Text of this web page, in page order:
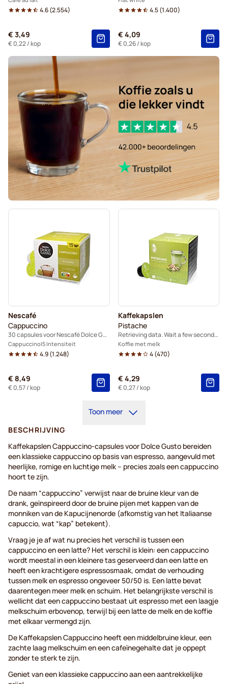
Kaffekapslen-koffiecapsules voor Dolce Gusto
Starbucks® Grande-koffiecapsules voor Dolce Gusto
4.6(2.554)
€ 3,49
€ 0,22/ kop
4.5(1.400)
€ 4,09
€ 0,26/ kop
Nescafé
Cappuccino
30 capsules voor Nescafé Dolce Gusto
Cappuccino 5 Intensiteit
4.9(1.248)
€ 8,49
€ 0,57/ kop
Kaffekapslen
Pistache
Retrieving data. Wait a few seconds and try to cut or copy again.
Koffie met melk
4(470)
€ 4,29
€ 0,27/ kop
Toon meer
BESCHRIJVING
Kaffekapslen Cappuccino-capsules voor Dolce Gusto bereiden
een klassieke cappuccino op basis van espresso, aangevuld met
heerlijke, romige en luchtige melk – precies zoals een cappuccino
hoort te zijn.
De naam “cappuccino” verwijst naar de bruine kleur van de
drank, geïnspireerd door de bruine pijen met kappen van de
monniken van de Kapucijnenorde (afkomstig van het Italiaanse
capuccio, wat “kap” betekent).
Vraag je je af wat nu precies het verschil is tussen een
cappuccino en een latte? Het verschil is klein: een cappuccino
wordt meestal in een kleinere tas geserveerd dan een latte en
heeft een krachtigere espressosmaak, omdat de verhouding
tussen melk en espresso ongeveer 50/50 is. Een latte bevat
daarentegen meer melk en schuim. Het belangrijkste verschil is
wellicht dat een cappuccino bestaat uit espresso met een laagje
melkschuim erbovenop, terwijl bij een latte de melk en de koffie
met elkaar vermengd zijn.
De Kaffekapslen Cappuccino heeft een middelbruine kleur, een
zachte laag melkschuim en een cafeïnegehalte dat je oppept
zonder te sterk te zijn.
Geniet van een klassieke cappuccino aan een aantrekkelijke